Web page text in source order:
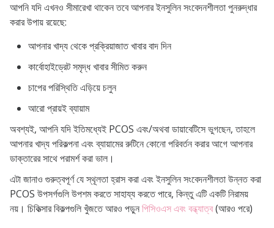
আপনি যদি এখনও সীমারেখা থাকেন তবে আপনার ইনসুলিন সংবেদনশীলতা পুনরুদ্ধার
করার উপায় রয়েছে:
আপনার খাদ্য থেকে প্রক্রিয়াজাত খাবার বাদ দিন
কার্বোহাইড্রেট সমৃদ্ধ খাবার সীমিত করুন
চাপের পরিস্থিতি এড়িয়ে চলুন
আরো প্রায়ই ব্যায়াম
অবশ্যই, আপনি যদি ইতিমধ্যেই PCOS এবং/অথবা ডায়াবেটিসে ভুগছেন, তাহলে
আপনার খাদ্য পরিকল্পনা এবং ব্যায়ামের রুটিনে কোনো পরিবর্তন করার আগে আপনার
ডাক্তারের সাথে পরামর্শ করা ভাল।
এটা জানাও গুরুত্বপূর্ণ যে স্থূলতা হ্রাস করা এবং ইনসুলিন সংবেদনশীলতা উন্নত করা
PCOS উপসর্গগুলি উপশম করতে সাহায্য করতে পারে, কিন্তু এটি একটি নিরাময়
নয়। চিকিত্সার বিকল্পগুলি খুঁজতে আরও পড়ুনপিসিওএস এবং বন্ধ্যাত্ব(আরও পরে)